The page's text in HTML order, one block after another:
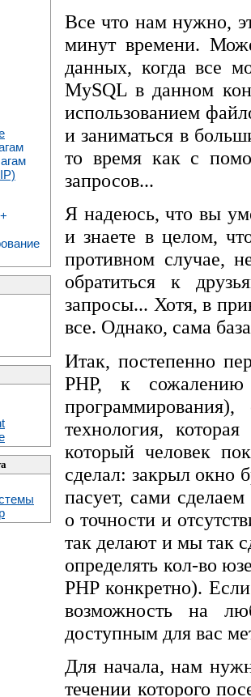
Все что нам нужно,
минут времени.
данных, когда все
MySQL в данном
использованием
и заниматься в
то время как с
запросов...
Я надеюсь, что вы
и знаете в целом,
противном случае,
обратиться к
запросы... Хотя, в
все. Однако, сама
Итак, постепенно
PHP, к
технология,
который человек
сделал: закрыл окно
пасует, сами
о точности и
так делают и мы так
определять кол-во
PHP конкретно).
возможность на
доступным для вас
Для начала, нам
течении которого